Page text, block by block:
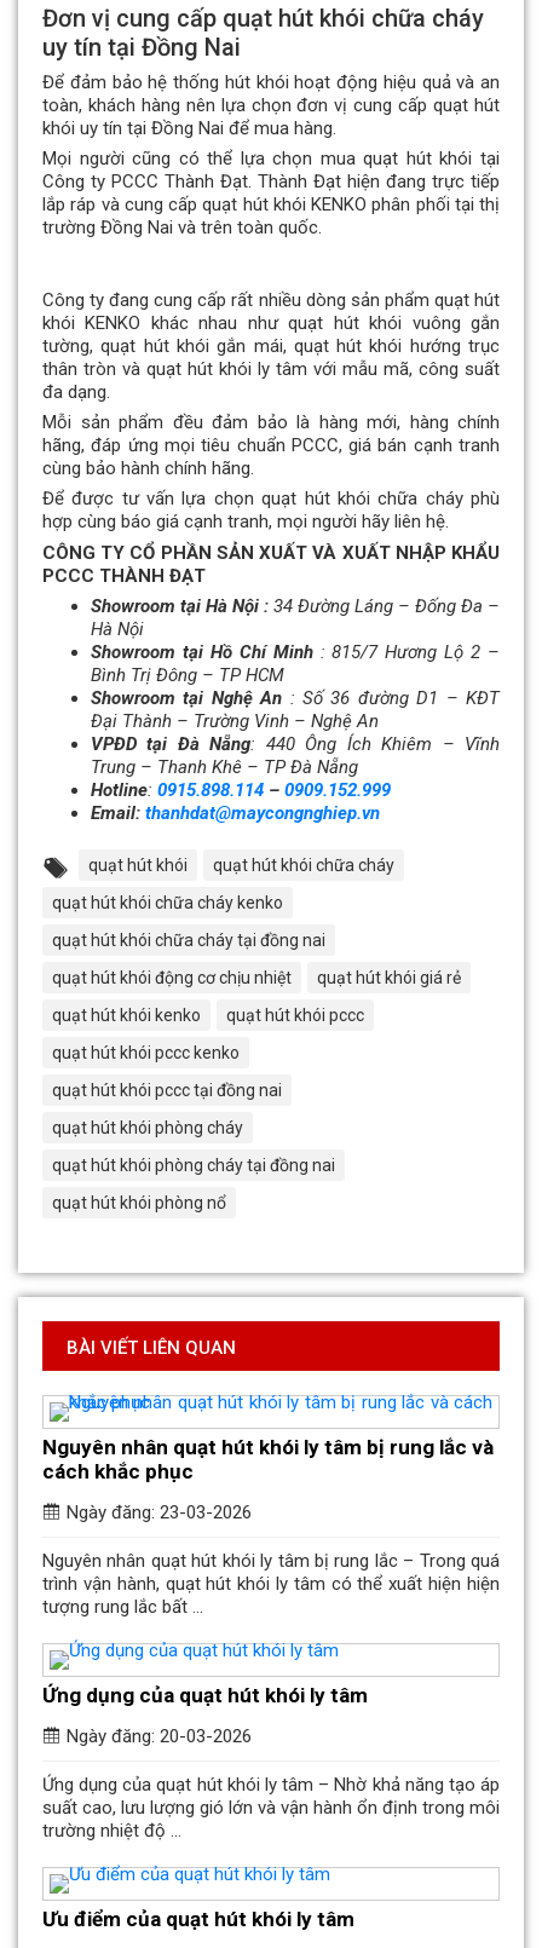
Đơn vị cung cấp quạt hút khói chữa cháy
uy tín tại Đồng Nai
Để đảm bảo hệ thống hút khói hoạt động hiệu quả và an
toàn, khách hàng nên lựa chọn đơn vị cung cấp quạt hút
khói uy tín tại Đồng Nai để mua hàng.
Mọi người cũng có thể lựa chọn mua quạt hút khói tại
Công ty PCCC Thành Đạt. Thành Đạt hiện đang trực tiếp
lắp ráp và cung cấp quạt hút khói KENKO phân phối tại thị
trường Đồng Nai và trên toàn quốc.
Công ty đang cung cấp rất nhiều dòng sản phẩm quạt hút
khói KENKO khác nhau như quạt hút khói vuông gắn
tường, quạt hút khói gắn mái, quạt hút khói hướng trục
thân tròn và quạt hút khói ly tâm với mẫu mã, công suất
đa dạng.
Mỗi sản phẩm đều đảm bảo là hàng mới, hàng chính
hãng, đáp ứng mọi tiêu chuẩn PCCC, giá bán cạnh tranh
cùng bảo hành chính hãng.
Để được tư vấn lựa chọn quạt hút khói chữa cháy phù
hợp cùng báo giá cạnh tranh, mọi người hãy liên hệ.
CÔNG TY CỔ PHẦN SẢN XUẤT VÀ XUẤT NHẬP KHẨU
PCCC THÀNH ĐẠT
Showroom tại Hà Nội : 34 Đường Láng – Đống Đa –
Hà Nội
Showroom tại Hồ Chí Minh: 815/7 Hương Lộ 2 –
Bình Trị Đông – TP HCM
Showroom tại Nghệ An : Số 36 đường D1 – KĐT
Đại Thành – Trường Vinh – Nghệ An
VPĐD tại Đà Nẵng: 440 Ông Ích Khiêm – Vĩnh
Trung – Thanh Khê – TP Đà Nẵng
Hotline: 0915.898.114 – 0909.152.999
Email: thanhdat@maycongnghiep.vn
quạt hút khói
quạt hút khói chữa cháy
quạt hút khói chữa cháy kenko
quạt hút khói chữa cháy tại đồng nai
quạt hút khói động cơ chịu nhiệt
quạt hút khói giá rẻ
quạt hút khói kenko
quạt hút khói pccc
quạt hút khói pccc kenko
quạt hút khói pccc tại đồng nai
quạt hút khói phòng cháy
quạt hút khói phòng cháy tại đồng nai
quạt hút khói phòng nổ
BÀI VIẾT LIÊN QUAN
Nguyên nhân quạt hút khói ly tâm bị rung lắc và
cách khắc phục
Ngày đăng: 23-03-2026
Nguyên nhân quạt hút khói ly tâm bị rung lắc – Trong quá
trình vận hành, quạt hút khói ly tâm có thể xuất hiện hiện
tượng rung lắc bất ...
Ứng dụng của quạt hút khói ly tâm
Ngày đăng: 20-03-2026
Ứng dụng của quạt hút khói ly tâm – Nhờ khả năng tạo áp
suất cao, lưu lượng gió lớn và vận hành ổn định trong môi
trường nhiệt độ ...
Ưu điểm của quạt hút khói ly tâm